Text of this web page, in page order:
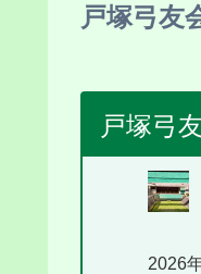
戸塚弓友
戸塚弓
2026